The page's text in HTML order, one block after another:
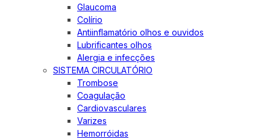
Glaucoma
Colírio
Antiinflamatório olhos e ouvidos
Lubrificantes olhos
Alergia e infecções
SISTEMA CIRCULATÓRIO
Trombose
Coagulação
Cardiovasculares
Varizes
Hemorróidas